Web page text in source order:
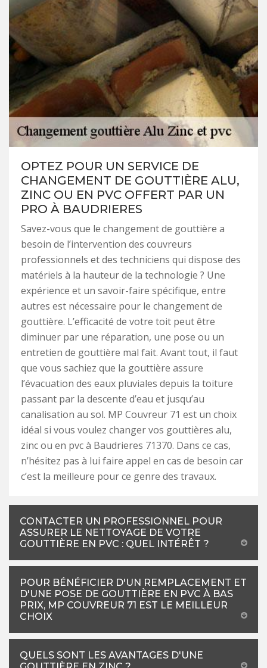
OPTEZ POUR UN SERVICE DE
CHANGEMENT DE GOUTTIÈRE ALU,
ZINC OU EN PVC OFFERT PAR UN
PRO À BAUDRIERES
Savez-vous que le changement de gouttière a
besoin de l’intervention des couvreurs
professionnels et des techniciens qui dispose des
matériels à la hauteur de la technologie ? Une
expérience et un savoir-faire spécifique, entre
autres est nécessaire pour le changement de
gouttière. L’efficacité de votre toit peut être
diminuer par une réparation, une pose ou un
entretien de gouttière mal fait. Avant tout, il faut
que vous sachiez que la gouttière assure
l’évacuation des eaux pluviales depuis la toiture
passant par la descente d’eau et jusqu’au
canalisation au sol. MP Couvreur 71 est un choix
idéal si vous voulez changer vos gouttières alu,
zinc ou en pvc à Baudrieres 71370. Dans ce cas,
n’hésitez pas à lui faire appel en cas de besoin car
c’est la meilleure pour ce genre des travaux.
CONTACTER UN PROFESSIONNEL POUR
ASSURER LE NETTOYAGE DE VOTRE
GOUTTIÈRE EN PVC : QUEL INTÉRÊT ?
POUR BÉNÉFICIER D'UN REMPLACEMENT ET
D'UNE POSE DE GOUTTIÈRE EN PVC À BAS
PRIX, MP COUVREUR 71 EST LE MEILLEUR
CHOIX
QUELS SONT LES AVANTAGES D'UNE